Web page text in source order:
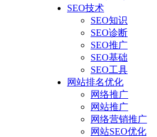
SEO技术
SEO知识
SEO诊断
SEO推广
SEO基础
SEO工具
网站排名优化
网络推广
网站推广
网络营销推广
网站SEO优化